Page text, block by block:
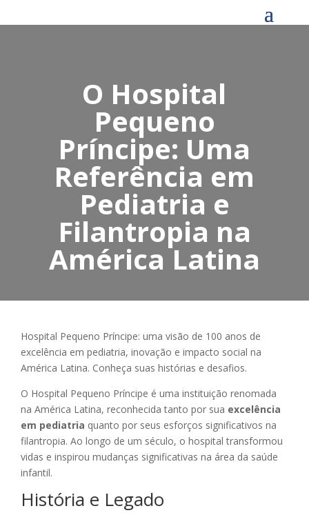
O Hospital
Pequeno
Príncipe: Uma
Referência em
Pediatria e
Filantropia na
América Latina
Hospital Pequeno Príncipe: uma visão de 100 anos de
excelência em pediatria, inovação e impacto social na
América Latina. Conheça suas histórias e desafios.
O Hospital Pequeno Príncipe é uma instituição renomada
na América Latina, reconhecida tanto por sua excelência
em pediatria quanto por seus esforços significativos na
filantropia. Ao longo de um século, o hospital transformou
vidas e inspirou mudanças significativas na área da saúde
infantil.
História e Legado